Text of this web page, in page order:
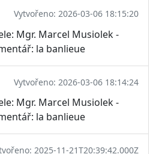
Vytvořeno: 2026-03-06 18:15:20
Mgr. Marcel Musiolek -
la banlieue
Vytvořeno: 2026-03-06 18:14:24
Mgr. Marcel Musiolek -
la banlieue
2025-11-21T20:39:42.000Z